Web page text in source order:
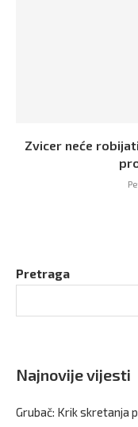
Zvicer neće
Pretraga
Najnovije vijesti
Grubač: Krik skretanja